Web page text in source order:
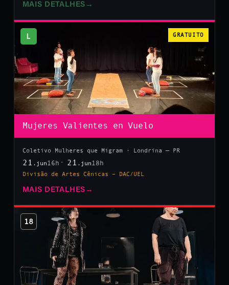
MAIS DETALHES →
L GRATUITO
Mujeres Valientes en Vuelo
Coletivo Mulheres que Migram · Londrina — PR
21 .jun 16h 21 .jun 18h
Divisão de Artes Cênicas – DAC/UEL
MAIS DETALHES →
18